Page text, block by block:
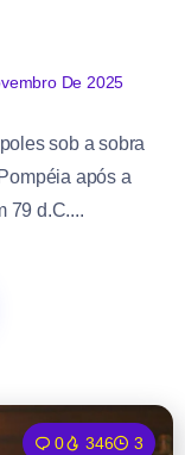
De 2025
sob a sobra
após a
79 d.C....
0 346 3